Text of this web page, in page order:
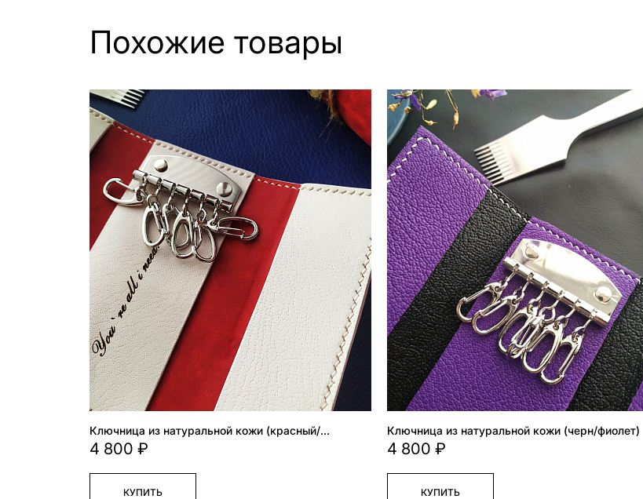
Похожие товары
Ключница из натуральной кожи (красный/
белый)
4 800 ₽
КУПИТЬ
Ключница из натуральной кожи (черн/фиолет)
4 800 ₽
КУПИТЬ